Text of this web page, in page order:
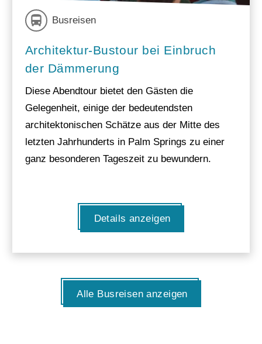
Busreisen
Architektur-Bustour bei Einbruch
der Dämmerung
Diese Abendtour bietet den Gästen die
Gelegenheit, einige der bedeutendsten
architektonischen Schätze aus der Mitte des
letzten Jahrhunderts in Palm Springs zu einer
ganz besonderen Tageszeit zu bewundern.
Details anzeigen
Alle Busreisen anzeigen